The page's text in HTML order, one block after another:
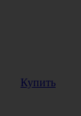
Купить